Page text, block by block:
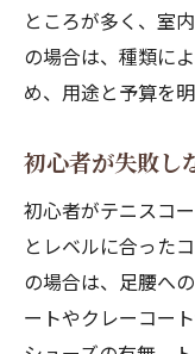
ところが多く、室
の場合は、種類に
め、用途と予算を
初心者が失敗し
初心者がテニスコ
とレベルに合った
の場合は、足腰へ
ートやクレーコー